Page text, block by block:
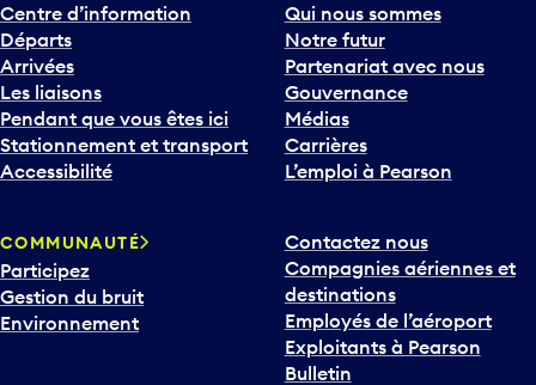
Centre d’information
Départs
Arrivées
Les liaisons
Pendant que vous êtes ici
Stationnement et transport
Accessibilité
Qui nous sommes
Notre futur
Partenariat avec nous
Gouvernance
Médias
Carrières
L’emploi à Pearson
COMMUNAUTÉ
Participez
Gestion du bruit
Environnement
Contactez nous
Compagnies aériennes et
destinations
Employés de l’aéroport
Exploitants à Pearson
Bulletin